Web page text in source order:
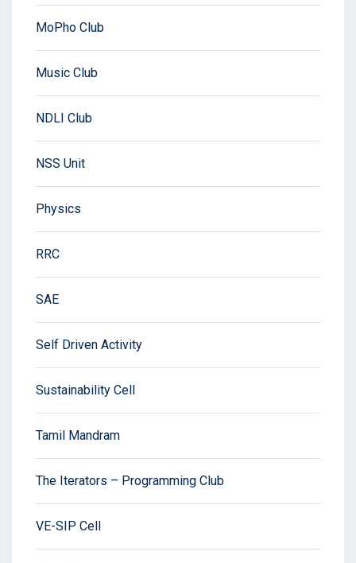
MoPho Club
Music Club
NDLI Club
NSS Unit
Physics
RRC
SAE
Self Driven Activity
Sustainability Cell
Tamil Mandram
The Iterators – Programming Club
VE-SIP Cell